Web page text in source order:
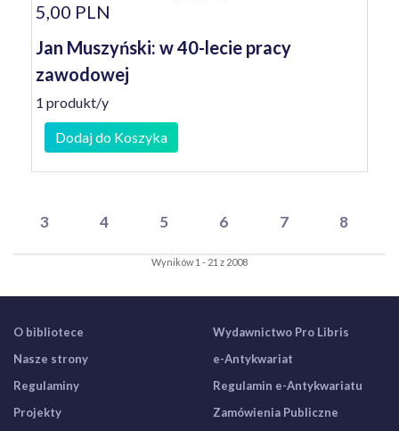
5,00 PLN
Jan Muszyński: w 40-lecie pracy
zawodowej
1 produkt/y
Dodaj do Koszyka
3 4 5 6 7 8
Wyników 1 - 21 z 2008
O bibliotece
Nasze strony
Regulaminy
Projekty
Wydawnictwo Pro Libris
e-Antykwariat
Regulamin e-Antykwariatu
Zamówienia Publiczne